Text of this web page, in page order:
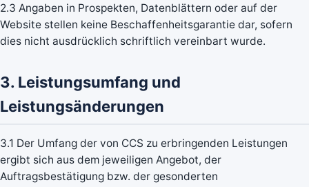
2.3 Angaben in Prospekten, Datenblättern oder auf der
Website stellen keine Beschaffenheitsgarantie dar, sofern
dies nicht ausdrücklich schriftlich vereinbart wurde.
3. Leistungsumfang und
Leistungsänderungen
3.1 Der Umfang der von CCS zu erbringenden Leistungen
ergibt sich aus dem jeweiligen Angebot, der
Auftragsbestätigung bzw. der gesonderten